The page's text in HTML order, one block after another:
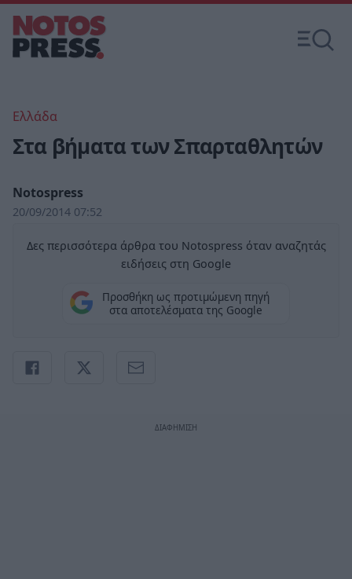
Ελλάδα
Στα βήματα των Σπαρταθλητών
Notospress
20/09/2014 07:52
Δες περισσότερα άρθρα του Notospress όταν αναζητάς
ειδήσεις στη Google
Προσθήκη ως προτιμώμενη πηγή
στα αποτελέσματα της Google